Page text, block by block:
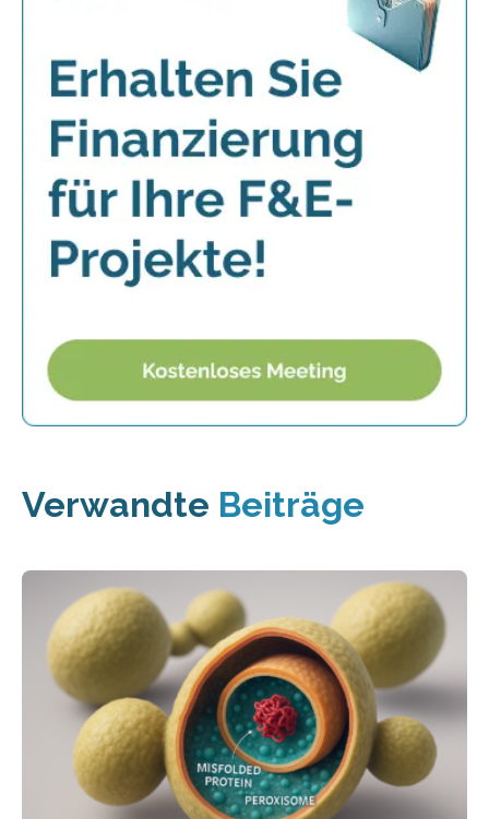
Verwandte Beiträge